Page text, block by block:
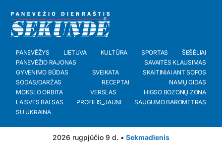
PANEVĖŽYS LIETUVA KULTŪRA SPORTAS
ŠEŠĖLIAI
PANEVĖŽIO RAJONAS
SAVAITĖS KLAUSIMAS
GYVENIMO BŪDAS
SVEIKATA
SKAITINIAI ANT SOFOS
SODAS/DARŽAS
RECEPTAI
NAMŲ GIDAS
MOKSLO ORBITA
VERSLAS
HIGSO BOZONŲ ZONA
LAISVĖS BALSAS
PROFILIS_JAUNI
SAUGUMO BAROMETRAS
SU UKRAINA
2026 rugpjūčio 9 d. • Sekmadienis